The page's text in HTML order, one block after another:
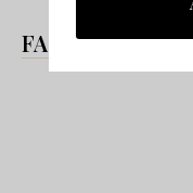
FACEBOOK